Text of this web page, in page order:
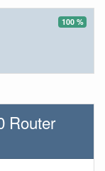
100 %
Router